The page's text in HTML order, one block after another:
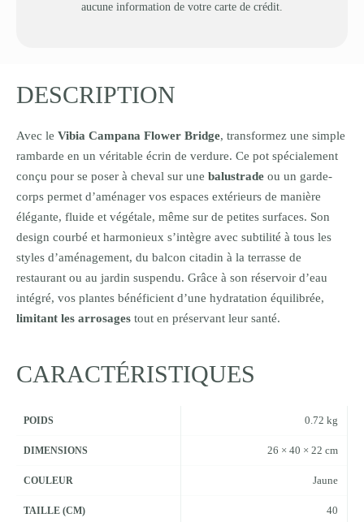
aucune information de votre carte de crédit.
DESCRIPTION
Avec le Vibia Campana Flower Bridge, transformez une simple
rambarde en un véritable écrin de verdure. Ce pot spécialement
conçu pour se poser à cheval sur une balustrade ou un garde-
corps permet d’aménager vos espaces extérieurs de manière
élégante, fluide et végétale, même sur de petites surfaces. Son
design courbé et harmonieux s’intègre avec subtilité à tous les
styles d’aménagement, du balcon citadin à la terrasse de
restaurant ou au jardin suspendu. Grâce à son réservoir d’eau
intégré, vos plantes bénéficient d’une hydratation équilibrée,
limitant les arrosages tout en préservant leur santé.
CARACTÉRISTIQUES
POIDS 0.72 kg
DIMENSIONS 26 × 40 × 22 cm
COULEUR Jaune
TAILLE (CM) 40